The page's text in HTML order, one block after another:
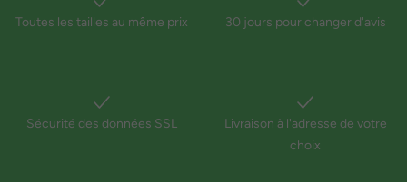
Toutes les tailles au même prix 30 jours pour changer d'avis
Sécurité des données SSL
Livraison à l'adresse de votre
choix